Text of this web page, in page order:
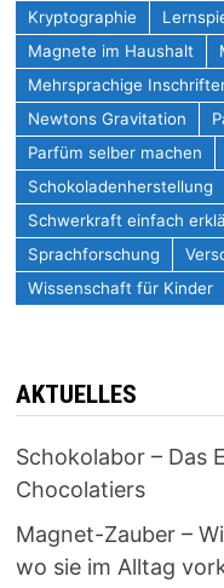
Kryptographie
Magnete im Haushalt
Mehrsprachige
Newtons Gravitation
Parfüm selber machen
Schokoladenherstellung
Schwerkraft einfach
Sprachforschung
Wissenschaft für Kinder
AKTUELLES
Schokolabor – Das
Chocolatiers
Magnet-Zauber –
wo sie im Alltag